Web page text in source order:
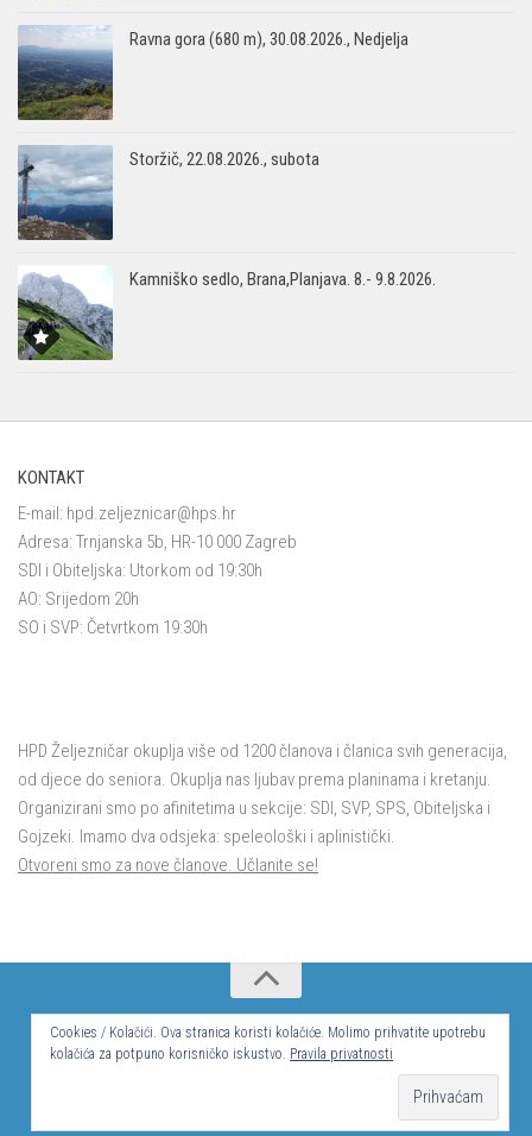
Ravna gora (680 m), 30.08.2026., Nedjelja
Storžič, 22.08.2026., subota
Kamniško sedlo, Brana,Planjava. 8.- 9.8.2026.
KONTAKT
E-mail: hpd.zeljeznicar@hps.hr
Adresa: Trnjanska 5b, HR-10 000 Zagreb
SDI i Obiteljska: Utorkom od 19:30h
AO: Srijedom 20h
SO i SVP: Četvrtkom 19:30h
HPD Željezničar okuplja više od 1200 članova i članica svih generacija,
od djece do seniora. Okuplja nas ljubav prema planinama i kretanju.
Organizirani smo po afinitetima u sekcije: SDI, SVP, SPS, Obiteljska i
Gojzeki. Imamo dva odsjeka: speleološki i aplinistički.
Otvoreni smo za nove članove. Učlanite se!
© Hrvatsko planinarsko društvo Željezničar 2024.
Cookies / Kolačići. Ova stranica koristi kolačiće. Molimo prihvatite upotrebu
kolačića za potpuno korisničko iskustvo. Pravila privatnosti